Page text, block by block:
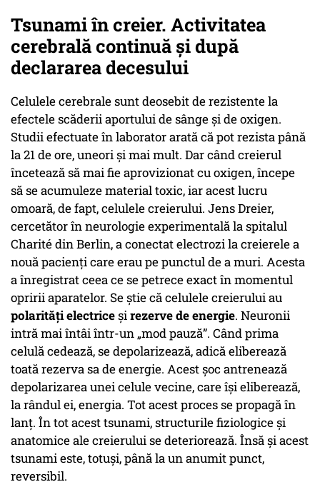
Tsunami în creier. Activitatea
cerebrală continuă şi după
declararea decesului
Celulele cerebrale sunt deosebit de rezistente la
efectele scăderii aportului de sânge și de oxigen.
Studii efectuate în laborator arată că pot rezista până
la 21 de ore, uneori şi mai mult. Dar când creierul
încetează să mai fie aprovizionat cu oxigen, începe
să se acumuleze material toxic, iar acest lucru
omoară, de fapt, celulele creierului. Jens Dreier,
cercetător în neurologie experimentală la spitalul
Charité din Berlin, a conectat electrozi la creierele a
nouă pacienți care erau pe punctul de a muri. Acesta
a înregistrat ceea ce se petrece exact în momentul
opririi aparatelor. Se ştie că celulele creierului au
polarități electriceșirezerve de energie. Neuronii
intră mai întâi într-un „mod pauză”. Când prima
celulă cedează, se depolarizează, adică eliberează
toată rezerva sa de energie. Acest șoc antrenează
depolarizarea unei celule vecine, care își eliberează,
la rândul ei, energia. Tot acest proces se propagă în
lanț. În tot acest tsunami, structurile fiziologice și
anatomice ale creierului se deteriorează. Însă şi acest
tsunami este, totuși, până la un anumit punct,
reversibil.